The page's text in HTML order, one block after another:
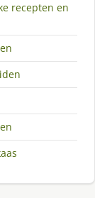
recepten en